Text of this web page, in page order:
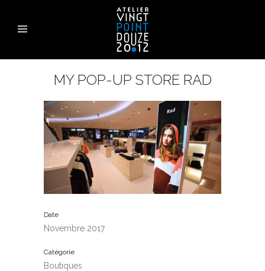
MY POP-UP STORE RAD
Date
Novembre 2017
Catégorie
Boutiques